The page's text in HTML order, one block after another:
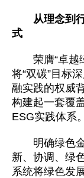
从理念到
式
荣膺“卓越
将“双碳”目标
融实践的权威
构建起一套覆
ESG实践体系。
明确绿色
新、协调、绿
系统将绿色发